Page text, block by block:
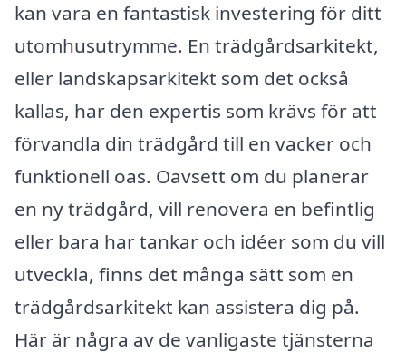
kan vara en fantastisk investering för ditt
utomhusutrymme. En trädgårdsarkitekt,
eller landskapsarkitekt som det också
kallas, har den expertis som krävs för att
förvandla din trädgård till en vacker och
funktionell oas. Oavsett om du planerar
en ny trädgård, vill renovera en befintlig
eller bara har tankar och idéer som du vill
utveckla, finns det många sätt som en
trädgårdsarkitekt kan assistera dig på.
Här är några av de vanligaste tjänsterna